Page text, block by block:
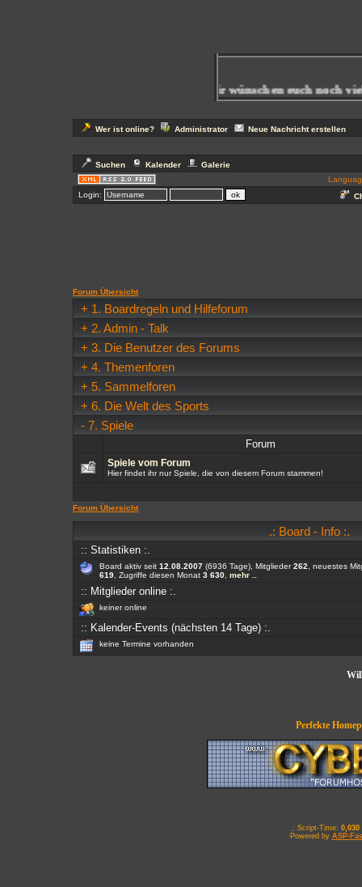
! Wir wünschen euch noch viel
Wer ist online? Administrator Neue Nachricht erstellen
Suchen Kalender
Galerie
Login:
Forum Übersicht
+ 1. Boardregeln und Hilfeforum
+ 2. Admin - Talk
+ 3. Die Benutzer des Forums
+ 4. Themenforen
+ 5. Sammelforen
+ 6. Die Welt des Sports
- 7. Spiele
Forum
Spiele vom Forum
Hier findet ihr nur Spiele, die von diesem Forum stammen!
Forum Übersicht
.: Board - Info :.
:: Statistiken :.
Board aktiv seit 12.08.2007 (6936 Tage), Mitglieder262 , neuestes
619 , Zugriffe diesen Monat 3 630 mehr ..
:: Mitglieder online :.
keiner online
:: Kalender-Events (nächsten 14 Tage) :.
keine Termine vorhanden
Perfekte
.: Script-Time: 0,030
Powered by ASP-